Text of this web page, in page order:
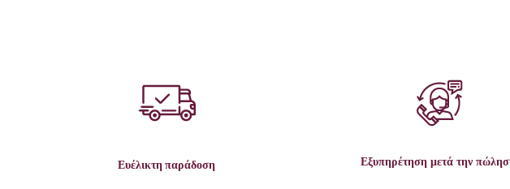
Ευέλικτη παράδοση Εξυπηρέτηση μετά την